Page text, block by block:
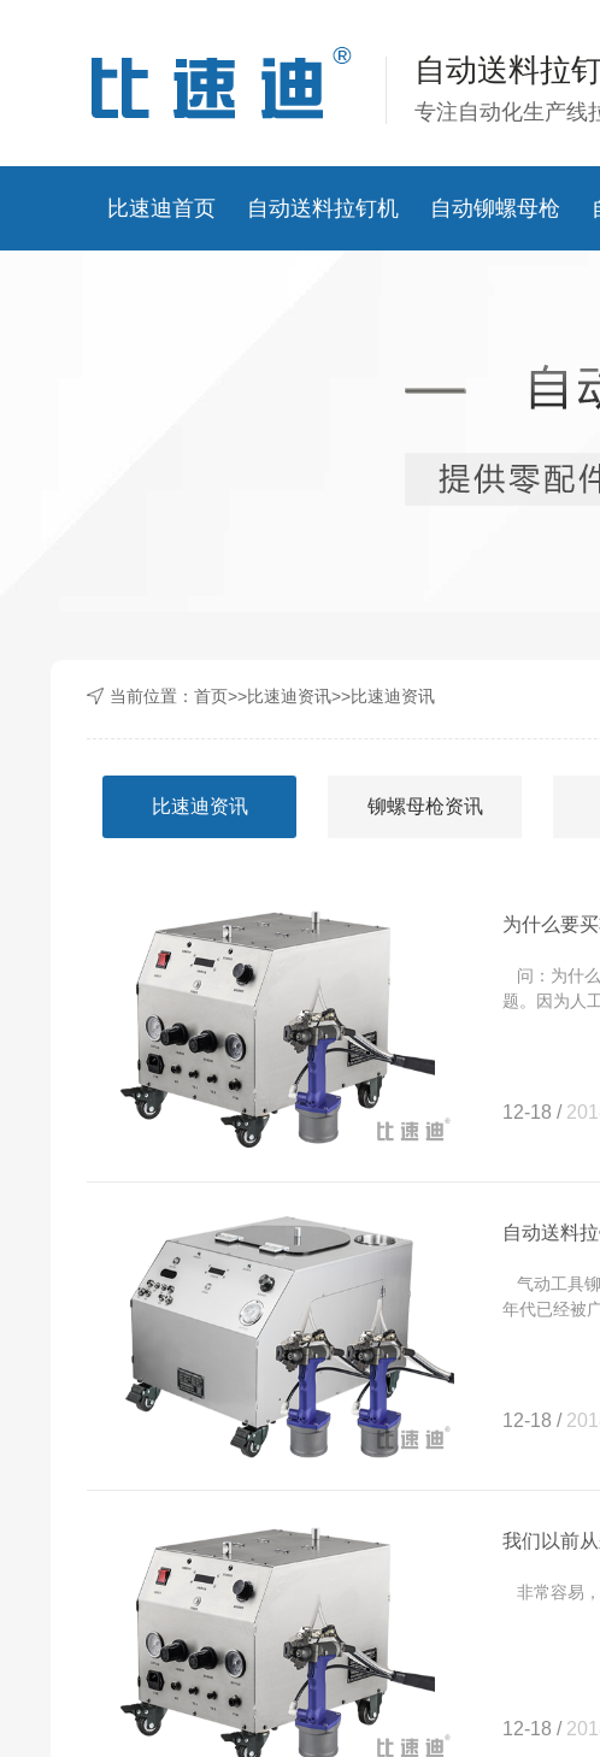
自动送料拉
专注自动化生产线
比速迪首页 自动送料拉钉机 自动铆螺母枪
当前位置： 首页>>比速迪资讯>>比速迪资讯
比速迪资讯 铆螺母枪资讯
为什么要
问：为什
题。因为人
12-18 /
自动送料
气动工具
年代已经被
12-18 /
我们以前
非常容易
12-18 /